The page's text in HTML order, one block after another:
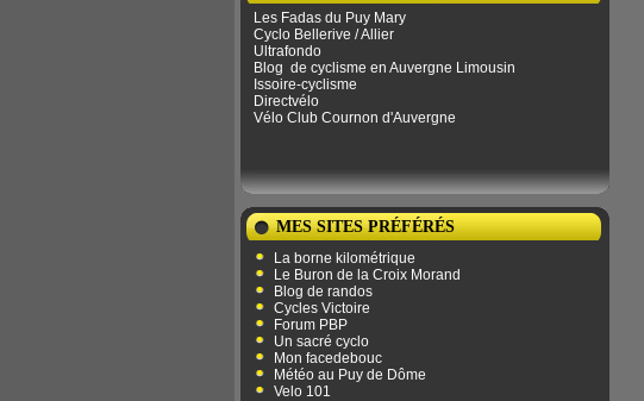
Les Fadas du Puy Mary
Cyclo Bellerive / Allier
Ultrafondo
Blog de ​​cyclisme en Auvergne Limousin
Issoire-cyclisme
Directvélo
Vélo Club Cournon d'Auvergne
MES SITES PRÉFÉRÉS
La borne kilométrique
Le Buron de la Croix Morand
Blog de randos
Cycles Victoire
Forum PBP
Un sacré cyclo
Mon facedebouc
Météo au Puy de Dôme
Velo 101